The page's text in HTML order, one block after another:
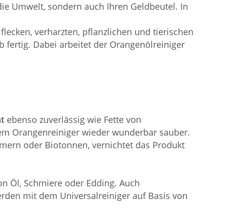
Umwelt, sondern auch Ihren Geldbeutel. In
verharzten, pflanzlichen und tierischen
fertig. Dabei arbeitet der Orangenölreiniger
ebenso zuverlässig wie Fette von
Orangenreiniger wieder wunderbar sauber.
oder Biotonnen, vernichtet das Produkt
Öl, Schmiere oder Edding. Auch
mit dem Universalreiniger auf Basis von